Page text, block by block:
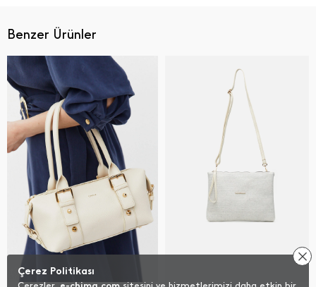
Benzer Ürünler
Çerez Politikası